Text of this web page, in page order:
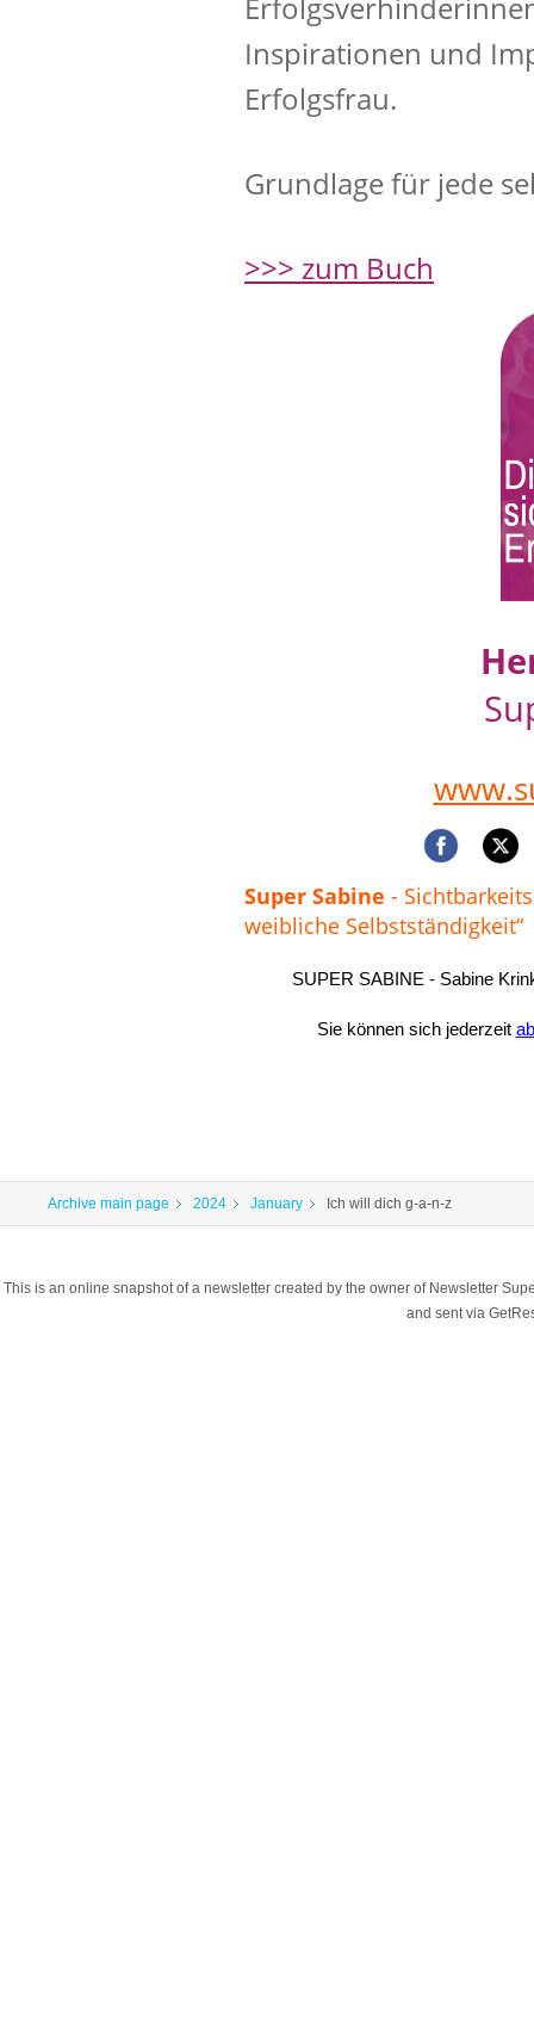
Inspirationen und
Erfolgsfrau.
Grundlage für jede
>>> zum Buch
Super Sabine -
weibliche Selbstständigkeit“
SUPER SABINE - Sabine
Sie können sich jederzeit
Archive main page 2024 January Ich will dich g-a-n-z
This is an online snapshot of a newsletter created by the owner of Newsletter
and sent via